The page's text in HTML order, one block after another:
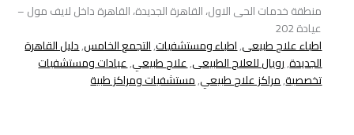
منطقة خدمات الحى الاول، القاهرة الجديدة، القاهرة داخل لايف مول –
عيادة 202
اطباء علاج طبيعى,اطباء ومستشفيات,التجمع الخامس,دليل القاهرة
الجديدة,رويال للعلاج الطبيعى,علاج طبيعي,عيادات ومستشفيات
تخصصية,مراكز علاج طبيعي,مستشفيات ومراكز طبية